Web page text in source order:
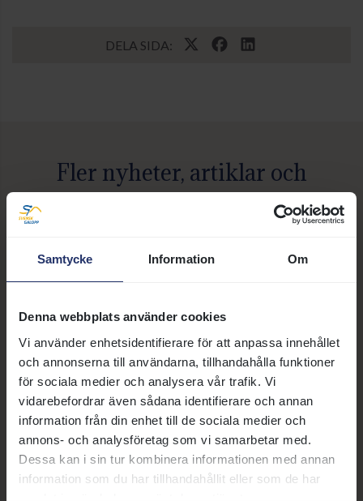
Samtycke Information Om
Denna webbplats använder cookies
Vi använder enhetsidentifierare för att anpassa innehållet
och annonserna till användarna, tillhandahålla funktioner
för sociala medier och analysera vår trafik. Vi
vidarebefordrar även sådana identifierare och annan
information från din enhet till de sociala medier och
annons- och analysföretag som vi samarbetar med.
Dessa kan i sin tur kombinera informationen med annan
information som du har tillhandahållit eller som de har
DELA SIDA:
Fler nyheter, artiklar och
annonser
21 juli 2026 | Nyhet
Susanne Afzelius blir ny vd för Svensk
utsett Susanne Afzelius till ny vd
för Svensk Galopp AB. Hon
tillträder tjänsten den 5 oktober
och efterträder Björn Nilsson,
som efter ungefär två år som vd
har tagit över som
styrelseordförande i Svensk
Galopp.
Läs mer
12 juni 2026 | Notis
Rekrytering av ny vd
add